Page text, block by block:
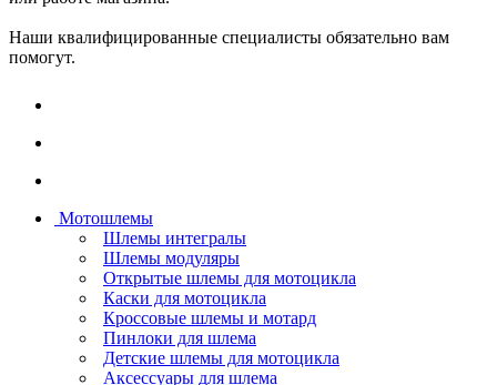
Наши квалифицированные специалисты обязательно вам
помогут.
Мотошлемы
Шлемы интегралы
Шлемы модуляры
Открытые шлемы для мотоцикла
Каски для мотоцикла
Кроссовые шлемы и мотард
Пинлоки для шлема
Детские шлемы для мотоцикла
Аксессуары для шлема